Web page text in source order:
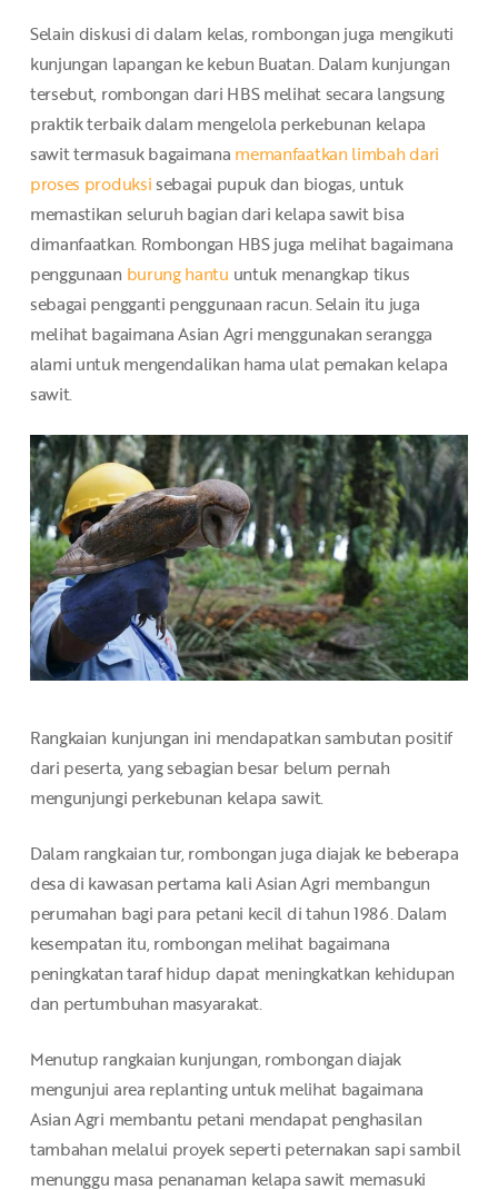
Selain diskusi di dalam kelas, rombongan juga mengikuti
kunjungan lapangan ke kebun Buatan. Dalam kunjungan
tersebut, rombongan dari HBS melihat secara langsung
praktik terbaik dalam mengelola perkebunan kelapa
sawit termasuk bagaimana memanfaatkan limbah dari
proses produksisebagai pupuk dan biogas, untuk
memastikan seluruh bagian dari kelapa sawit bisa
dimanfaatkan. Rombongan HBS juga melihat bagaimana
penggunaan burung hantu untuk menangkap tikus
sebagai pengganti penggunaan racun. Selain itu juga
melihat bagaimana Asian Agri menggunakan serangga
alami untuk mengendalikan hama ulat pemakan kelapa
sawit.
Rangkaian kunjungan ini mendapatkan sambutan positif
dari peserta, yang sebagian besar belum pernah
mengunjungi perkebunan kelapa sawit.
Dalam rangkaian tur, rombongan juga diajak ke beberapa
desa di kawasan pertama kali Asian Agri membangun
perumahan bagi para petani kecil di tahun 1986. Dalam
kesempatan itu, rombongan melihat bagaimana
peningkatan taraf hidup dapat meningkatkan kehidupan
dan pertumbuhan masyarakat.
Menutup rangkaian kunjungan, rombongan diajak
mengunjui area replanting untuk melihat bagaimana
Asian Agri membantu petani mendapat penghasilan
tambahan melalui proyek seperti peternakan sapi sambil
menunggu masa penanaman kelapa sawit memasuki